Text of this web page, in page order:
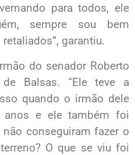
para todos, ele
sempre sou bem
garantiu.
do senador Roberto
Balsas. “Ele teve a
quando o irmão dele
e ele também foi
conseguiram fazer o
O que se viu foi